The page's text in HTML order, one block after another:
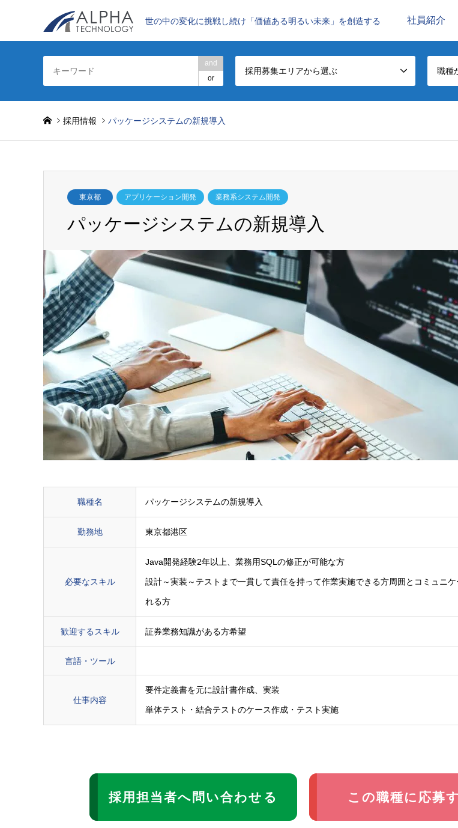
世の中の変化に挑戦し続け「価値ある明るい未来」を創造する 社員紹介
and
or
採用募集エリアから選ぶ 職種
採用情報 パッケージシステムの新規導入
東京都 アプリケーション開発 業務系システム開発
パッケージシステムの新規導入
職種名 パッケージシステムの新規導入
勤務地 東京都港区
必要なスキル
Java開発経験2年以上、業務用SQLの修正が可能な方
設計～実装～テストまで一貫して責任を持って作業実施できる方周囲とコミュニ
れる方
歓迎するスキル 証券業務知識がある方希望
言語・ツール
仕事内容
要件定義書を元に設計書作成、実装
単体テスト・結合テストのケース作成・テスト実施
採用担当者へ問い合わせる この職種に応募